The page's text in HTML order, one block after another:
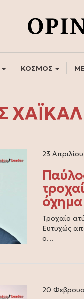
ΚΟΣΜΟΣ
23
όχημα
Τροχαίο
Ευτυχώς
ο…
20